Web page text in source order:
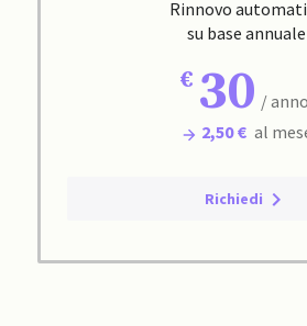
Rinnovo
su base annuale
30 / anno
2,50 € al
Richiedi